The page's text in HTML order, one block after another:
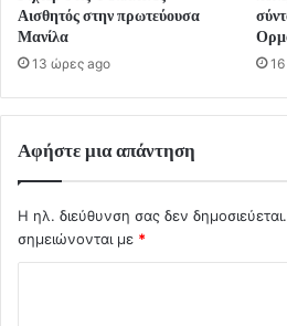
Αισθητός στην πρωτεύουσα
Μανίλα
13 ώρες ago
Αφήστε μια απάντηση
Η ηλ. διεύθυνση σας δεν δημοσιεύεται.
σημειώνονται με *